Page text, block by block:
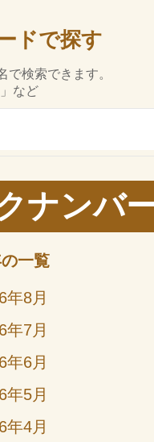
ドで探す
で検索できます。
など
ナンバ
一覧
年8月
年7月
年6月
年5月
年4月